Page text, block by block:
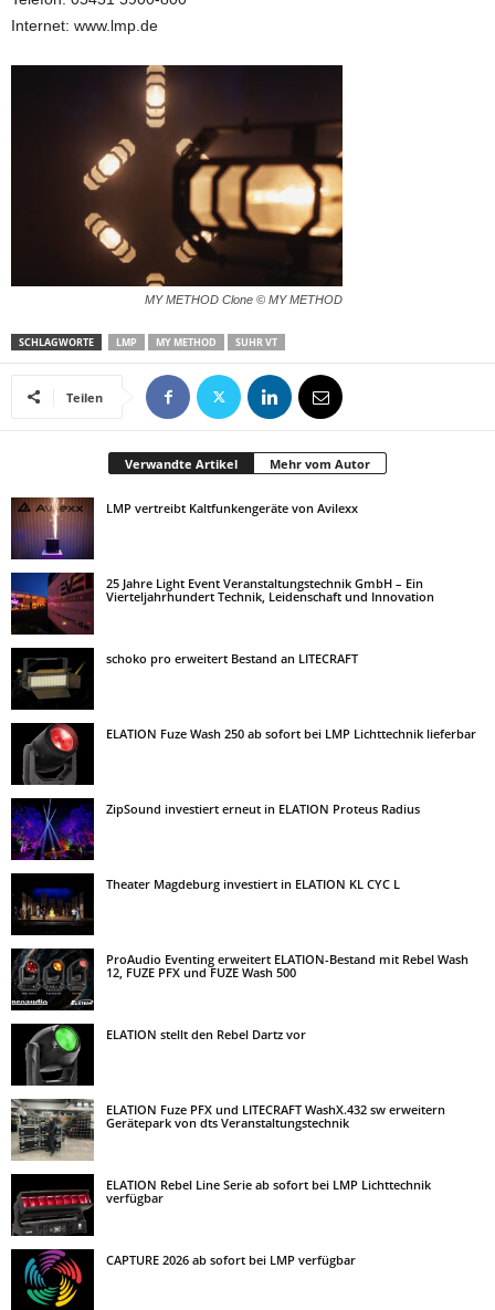
Internet: www.lmp.de
MY METHOD Clone © MY METHOD
SCHLAGWORTE LMP MY METHOD SUHR VT
Teilen
Verwandte Artikel Mehr vom Autor
LMP vertreibt Kaltfunkengeräte von Avilexx
25 Jahre Light Event Veranstaltungstechnik GmbH – Ein
Vierteljahrhundert Technik, Leidenschaft und Innovation
schoko pro erweitert Bestand an LITECRAFT
ELATION Fuze Wash 250 ab sofort bei LMP Lichttechnik lieferbar
ZipSound investiert erneut in ELATION Proteus Radius
Theater Magdeburg investiert in ELATION KL CYC L
ProAudio Eventing erweitert ELATION-Bestand mit Rebel Wash
12, FUZE PFX und FUZE Wash 500
ELATION stellt den Rebel Dartz vor
ELATION Fuze PFX und LITECRAFT WashX.432 sw erweitern
Gerätepark von dts Veranstaltungstechnik
ELATION Rebel Line Serie ab sofort bei LMP Lichttechnik
verfügbar
CAPTURE 2026 ab sofort bei LMP verfügbar